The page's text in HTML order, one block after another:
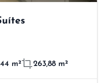
m² 263,88 m²